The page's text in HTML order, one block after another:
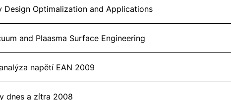
Design Optimalization and Applications
and Plaasma Surface Engineering
napětí EAN 2009
dnes a zítra 2008